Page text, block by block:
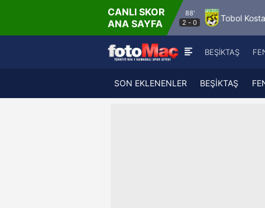
CANLI SKOR
ANA SAYFA
88'
2- 0 Tobol Kostanay
BEŞİKTAŞ
SON EKLENENLER BEŞİKTAŞ